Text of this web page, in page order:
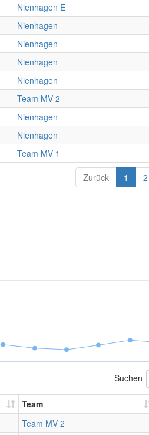
Nienhagen E
Nienhagen
Nienhagen
Nienhagen
Nienhagen
Team MV 2
Nienhagen
Nienhagen
Team MV 1
Zurück 1 2
Suchen
Team
Team MV 2